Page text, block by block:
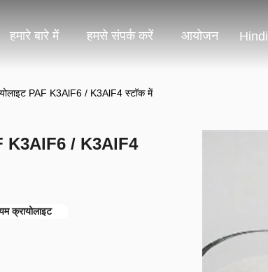
हमारे बारे में हमसे संपर्क करें आयोजन Hindi
PAF K3AlF6 / K3AlF4 स्टॉक में
K3AlF6 / K3AlF4
क्रायोलाइट